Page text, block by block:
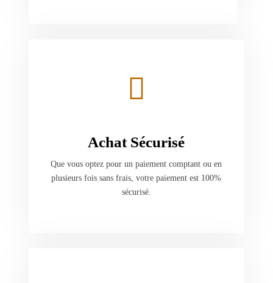
Achat Sécurisé
Que vous optez pour un paiement comptant ou en
plusieurs fois sans frais, votre paiement est 100%
sécurisé.